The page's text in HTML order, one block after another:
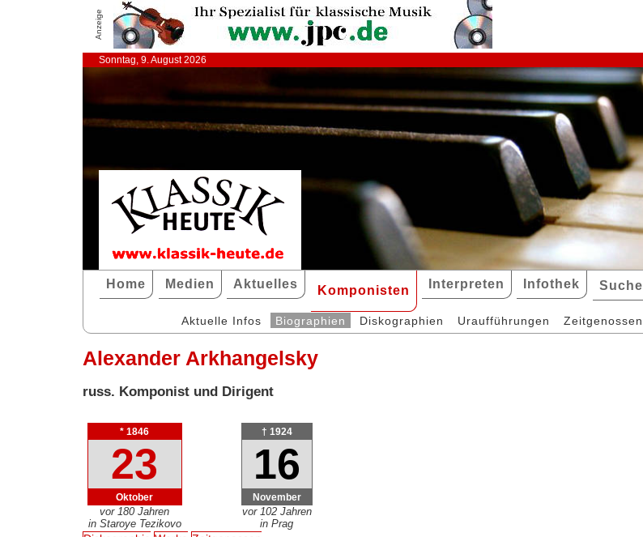
Anzeige
Sonntag, 9. August 2026
Home Medien Aktuelles Komponisten Interpreten Infothek Suche
Aktuelle Infos Biographien Diskographien Uraufführungen Zeitgenossen
Alexander Arkhangelsky
russ. Komponist und Dirigent
* 1846
23
Oktober
vor 180 Jahren
in Staroye Tezikovo
† 1924
16
November
vor 102 Jahren
in Prag